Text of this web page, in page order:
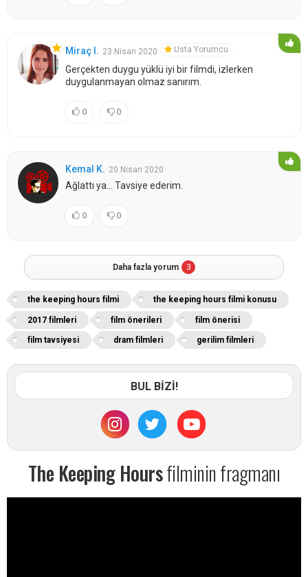
Miraç I. 23 Nisan 2020 Usta Yorumcu
Gerçekten duygu yüklü iyi bir filmdi, izlerken
duygulanmayan olmaz sanırım.
0 0
Kemal K. 20 Nisan 2020
Ağlattı ya... Tavsiye ederim.
0 0
Daha fazla yorum 3
the keeping hours filmi the keeping hours filmi konusu
2017 filmleri film önerileri film önerisi
film tavsiyesi dram filmleri gerilim filmleri
BUL BİZİ!
The Keeping Hoursfilminin fragmanı